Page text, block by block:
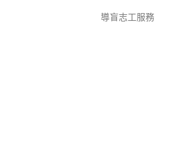
導盲志工服務